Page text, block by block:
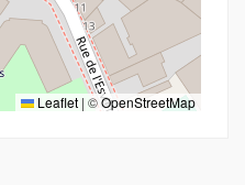
Leaflet | ©OpenStreetMap